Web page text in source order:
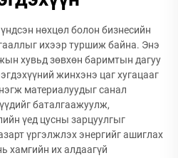
нөхцөл болон бизнесийн
ихээр туршиж байна. Энэ
хувьд зөвхөн баримтын дагуу
жинхэнэ цаг хугацааг
материалуудыг санал
баталгаажуулж,
үед цусны зарцуулгыг
үргэлжлэх энергийг ашиглах
хамгийн их алдаагүй